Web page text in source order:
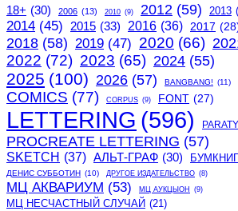
18+ (30) 2006 (13) 2010 (9) 2012 (59) 2013
2014 (45) 2015 (33) 2016 (36) 2017
2018 (58) 2019 (47) 2020 (66)
2022 (72) 2023 (65) 2024 (55)
2025 (100) 2026 (57) BANGBANG! (11)
COMICS (77) CORPUS (9) FONT (27)
LETTERING (596)
PROCREATE LETTERING (57)
SKETCH (37) АЛЬТ-ГРАФ (30)
ДЕНИС СУББОТИН (10) ДРУГОЕ ИЗДАТЕЛЬСТВО (8)
МЦ АКВАРИУМ (53) МЦ АУКЦЫОН (9)
МЦ НЕСЧАСТНЫЙ СЛУЧАЙ (21)